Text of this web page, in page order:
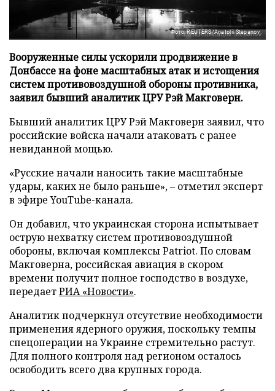
Фото: REUTERS/Anatolii Stepanov
Вооруженные силы ускорили продвижение в
Донбассе на фоне масштабных атак и истощения
систем противовоздушной обороны противника,
заявил бывший аналитик ЦРУ Рэй Макговерн.
Бывший аналитик ЦРУ Рэй Макговерн заявил, что
российские войска начали атаковать с ранее
невиданной мощью.
«Русские начали наносить такие масштабные
удары, каких не было раньше», – отметил эксперт
в эфире YouTube-канала.
Он добавил, что украинская сторона испытывает
острую нехватку систем противовоздушной
обороны, включая комплексы Patriot. По словам
Макговерна, российская авиация в скором
времени получит полное господство в воздухе,
передаетРИА «Новости».
Аналитик подчеркнул отсутствие необходимости
применения ядерного оружия, поскольку темпы
спецоперации на Украине стремительно растут.
Для полного контроля над регионом осталось
освободить всего два крупных города.